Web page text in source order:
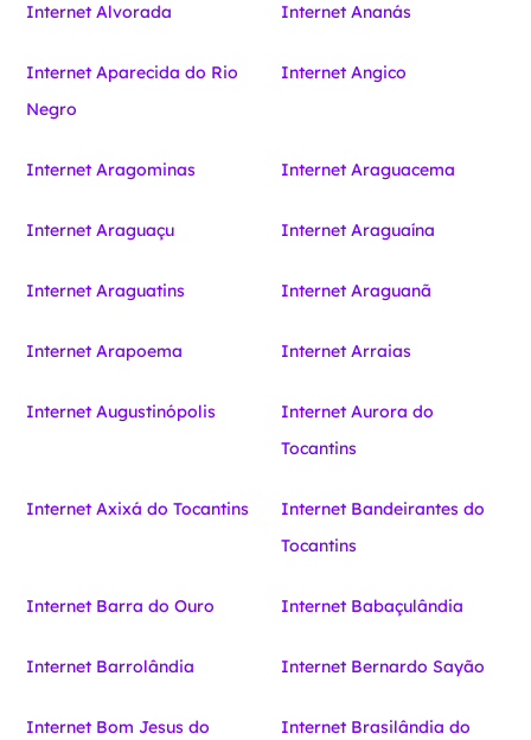
Internet Alvorada Internet Ananás
Internet Aparecida do Rio
Negro
Internet Angico
Internet Aragominas Internet Araguacema
Internet Araguaçu Internet Araguaína
Internet Araguatins Internet Araguanã
Internet Arapoema Internet Arraias
Internet Augustinópolis
Internet Aurora do
Tocantins
Internet Axixá do Tocantins
Internet Bandeirantes do
Tocantins
Internet Barra do Ouro Internet Babaçulândia
Internet Barrolândia Internet Bernardo Sayão
Internet Bom Jesus do
Internet Brasilândia do